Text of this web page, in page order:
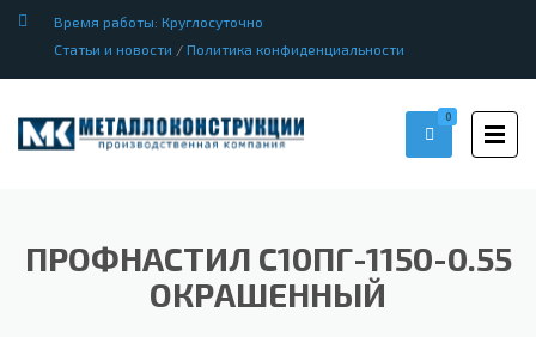
Время работы: Круглосуточно
Статьи и новости / Политика конфиденциальности
0
ПРОФНАСТИЛ С10ПГ-1150-0.55
ОКРАШЕННЫЙ